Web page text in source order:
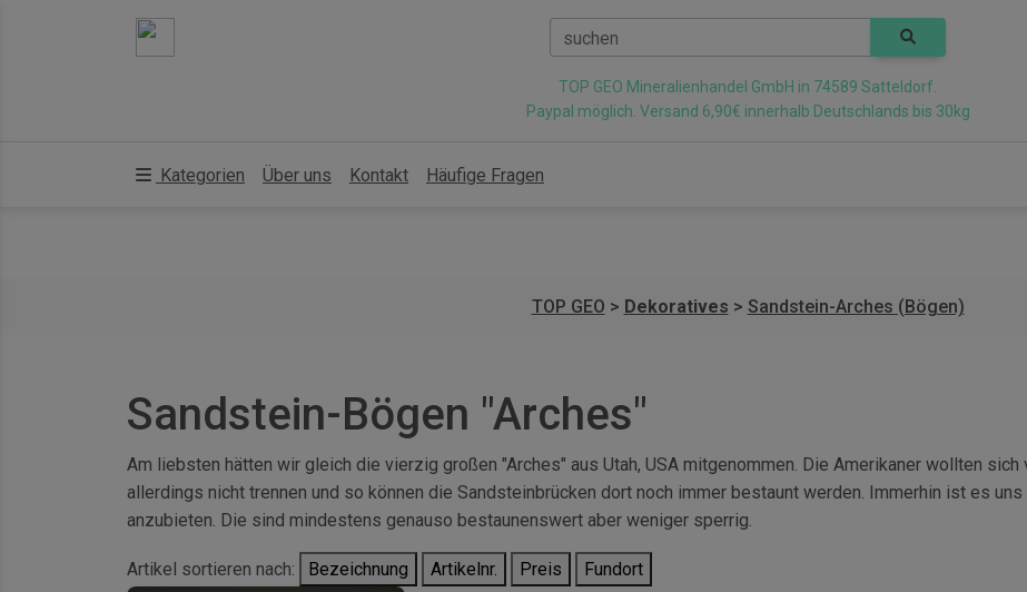
suchen
TOP GEO Mineralienhandel GmbH in 74589 Satteldorf.
Paypal möglich. Versand 6,90€ innerhalb Deutschlands bis 30kg
Kategorien Über uns Kontakt Häufige Fragen
TOP GEO > Dekoratives > Sandstein-Arches (Bögen)
Sandstein-Bögen "Arches"
Am liebsten hätten wir gleich die vierzig großen "Arches" aus Utah, USA mitgenommen. Die Amerikaner wollten sich
allerdings nicht trennen und so können die Sandsteinbrücken dort noch immer bestaunt werden. Immerhin ist es
anzubieten. Die sind mindestens genauso bestaunenswert aber weniger sperrig.
Artikel sortieren nach: Bezeichnung Artikelnr. Preis Fundort